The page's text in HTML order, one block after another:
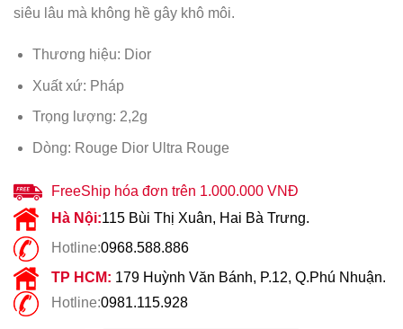
siêu lâu mà không hề gây khô môi.
Thương hiệu: Dior
Xuất xứ: Pháp
Trọng lượng: 2,2g
Dòng: Rouge Dior Ultra Rouge
FreeShip hóa đơn trên 1.000.000 VNĐ
Hà Nội:115 Bùi Thị Xuân, Hai Bà Trưng.
Hotline:0968.588.886
TP HCM: 179 Huỳnh Văn Bánh, P.12, Q.Phú Nhuận.
Hotline:0981.115.928